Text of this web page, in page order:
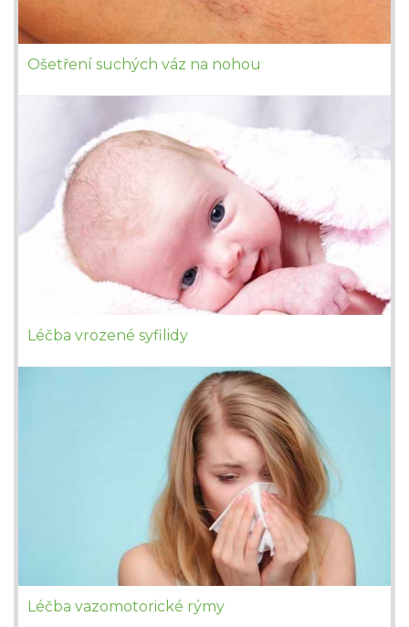
Ošetření suchých váz na nohou
Léčba vrozené syfilidy
Léčba vazomotorické rýmy